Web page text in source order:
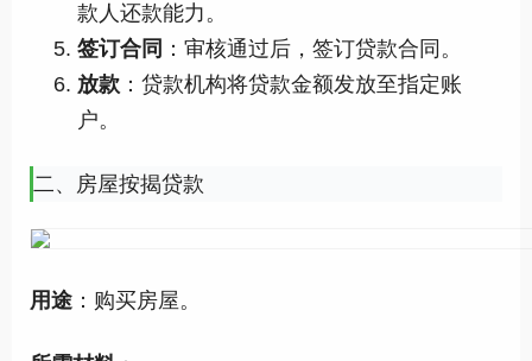
款人还款能力。
签订合同 ：审核通过后，签订贷款合同。
放款 ：贷款机构将贷款金额发放至指定账
户。
二、房屋按揭贷款
用途 ：购买房屋。